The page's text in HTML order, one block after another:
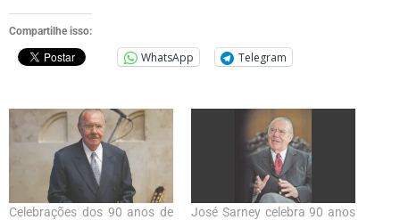
Compartilhe isso:
WhatsApp Telegram
Celebrações dos 90 anos de
José Sarney celebra 90 anos